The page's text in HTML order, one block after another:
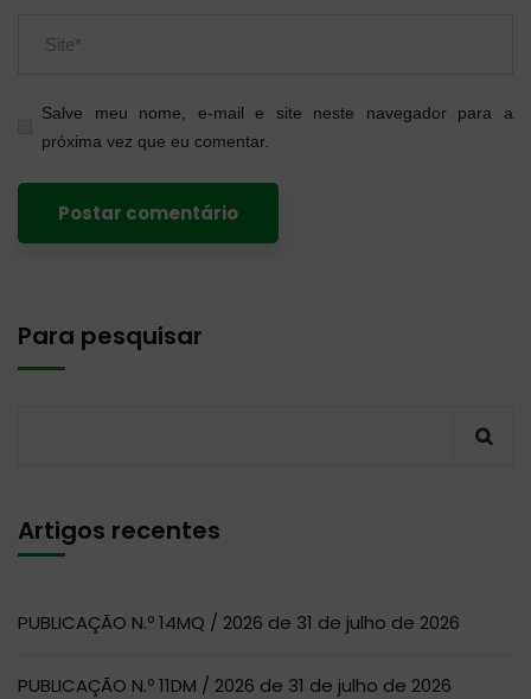
Salve meu nome, e-mail e site neste navegador para a
próxima vez que eu comentar.
Para pesquisar
Artigos recentes
PUBLICAÇÃO N.º 14MQ / 2026 de 31 de julho de 2026
PUBLICAÇÃO N.º 11DM / 2026 de 31 de julho de 2026